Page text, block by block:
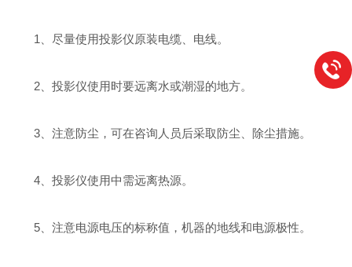
1、尽量使用投影仪原装电缆、电线。
2、投影仪使用时要远离水或潮湿的地方。
3、注意防尘，可在咨询人员后采取防尘、除尘措施。
4、投影仪使用中需远离热源。
5、注意电源电压的标称值，机器的地线和电源极性。